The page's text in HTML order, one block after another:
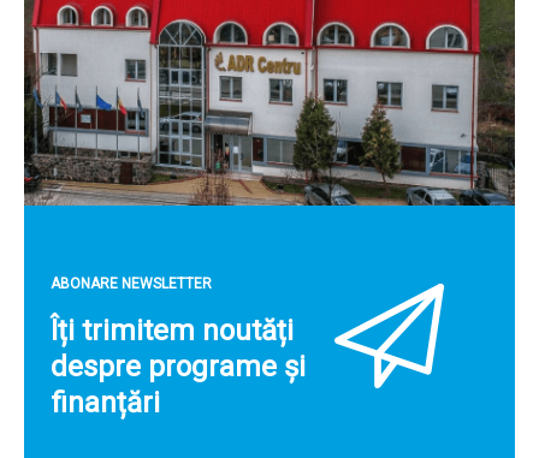
ABONARE NEWSLETTER
Îți trimitem noutăți
despre programe și
finanțări